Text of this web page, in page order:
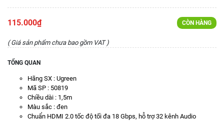
115.000₫ CÒN HÀNG
( Giá sản phẩm chưa bao gồm VAT )
TỔNG QUAN
Hãng SX : Ugreen
Mã SP : 50819
Chiều dài : 1,5m
Màu sắc : đen
Chuẩn HDMI 2.0 tốc độ tối đa 18 Gbps, hỗ trợ 32 kênh Audio